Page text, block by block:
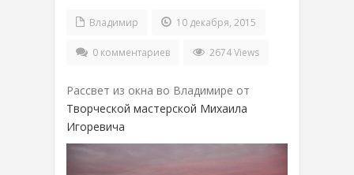
Владимир 10 декабря, 2015
0 комментариев 2674 Views
Рассвет из окна во Владимире от
Творческой мастерской Михаила
Игоревича